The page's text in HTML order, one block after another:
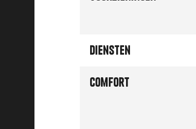
Diensten
Comfort